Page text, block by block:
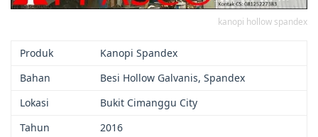
kanopi hollow spandex
Produk
Kanopi Spandex
Bahan
Besi Hollow Galvanis, Spandex
Lokasi
Bukit Cimanggu City
Tahun
2016